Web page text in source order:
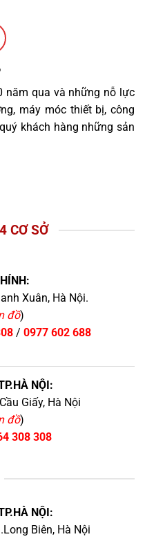
năm qua và những nỗ lực
máy móc thiết bị, công
khách hàng những sản
CƠ SỞ
Xuân, Hà Nội.
đồ)
/ 0977 602 688
NỘI:
Giấy, Hà Nội
đồ)
308 308
NỘI:
Biên, Hà Nội